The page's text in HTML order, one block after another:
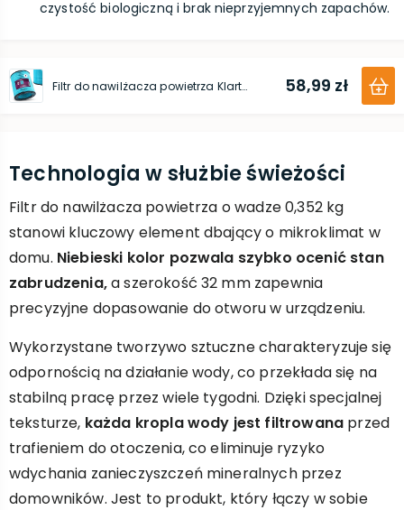
czystość biologiczną i brak nieprzyjemnych zapachów.
Filtr do nawilżacza powietrza Klarta (Humea Grande) 58,99 zł
Technologia w służbie świeżości
Filtr do nawilżacza powietrza o wadze 0,352 kg
stanowi kluczowy element dbający o mikroklimat w
domu. Niebieski kolor pozwala szybko ocenić stan
zabrudzenia,a szerokość 32 mm zapewnia
precyzyjne dopasowanie do otworu w urządzeniu.
Wykorzystane tworzywo sztuczne charakteryzuje się
odpornością na działanie wody, co przekłada się na
stabilną pracę przez wiele tygodni. Dzięki specjalnej
teksturze, każda kropla wody jest filtrowana przed
trafieniem do otoczenia, co eliminuje ryzyko
wdychania zanieczyszczeń mineralnych przez
domowników. Jest to produkt, który łączy w sobie